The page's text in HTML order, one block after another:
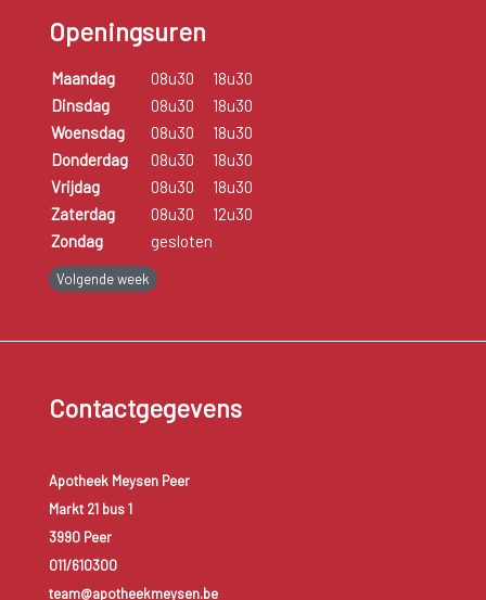
ontwikkelen. De aandoening komt voor bij ongeveer twee
Openingsuren
Maandag 08u30
18u30
Dinsdag
08u30
18u30
Woensdag
08u30
18u30
Donderdag
08u30
18u30
Vrijdag
08u30
18u30
Zaterdag
08u30
12u30
Zondag
gesloten
Volgende week
Contactgegevens
Apotheek Meysen Peer
Markt 21 bus 1
3990 Peer
011/610300
team@apotheekmeysen.be